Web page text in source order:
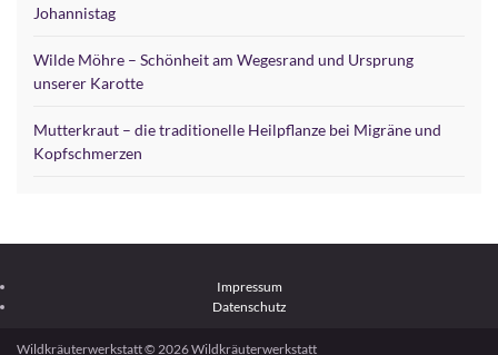
Johannistag
Wilde Möhre – Schönheit am Wegesrand und Ursprung
unserer Karotte
Mutterkraut – die traditionelle Heilpflanze bei Migräne und
Kopfschmerzen
Impressum
Datenschutz
Wildkräuterwerkstatt © 2026 Wildkräuterwerkstatt